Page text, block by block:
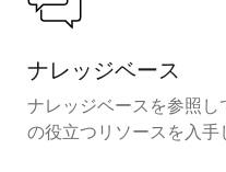
ナレッジベース
ナレッジベースを参照
の役立つリソースを入手